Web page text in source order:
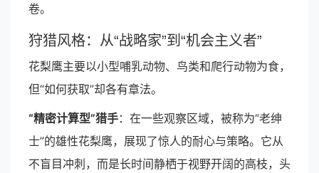
卷。
狩猎风格：从“战略家”到“机会主义者”
花梨鹰主要以小型哺乳动物、鸟类和爬行动物为食，
但“如何获取”却各有章法。
“精密计算型”猎手：在一些观察区域，被称为“老绅
士”的雄性花梨鹰，展现了惊人的耐心与策略。它从
不盲目冲刺，而是长时间静栖于视野开阔的高枝，头